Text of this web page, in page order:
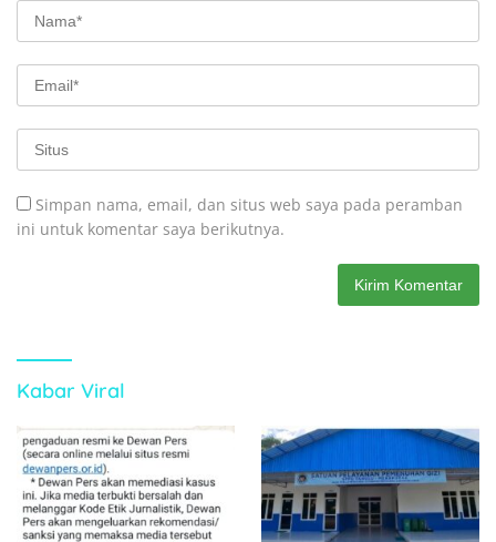
Simpan nama, email, dan situs web saya pada peramban
ini untuk komentar saya berikutnya.
Kabar Viral